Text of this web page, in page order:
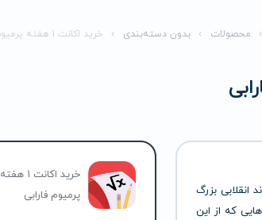
محصولات بدون دسته‌بندی خرید اکانت 1 هفته پرمیوم فارابی
انقلابی بزرگ
که از این
خرید اکانت 1 هفته
پرمیوم فارابی